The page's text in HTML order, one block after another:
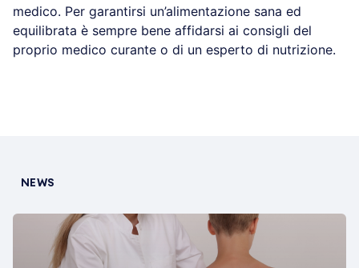
medico. Per garantirsi un’alimentazione sana ed
equilibrata è sempre bene affidarsi ai consigli del
proprio medico curante o di un esperto di nutrizione.
NEWS